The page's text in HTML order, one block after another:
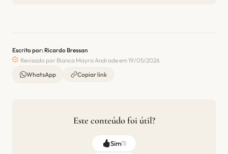
Escrito por: Ricardo Bressan
Revisado por Bianca Mayra Andrade em 19/05/2026
WhatsApp
Copiar link
Este conteúdo foi útil?
Sim(1)